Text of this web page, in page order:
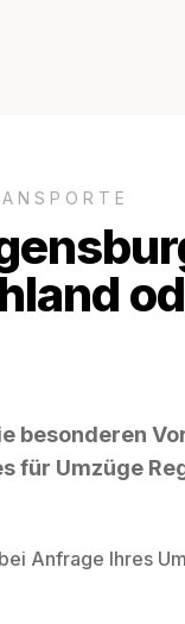
besonderen
für Umzüge
Anfrage Ihres